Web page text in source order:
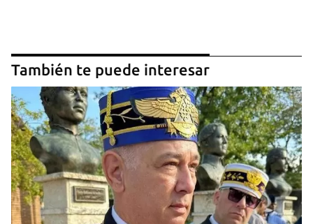
También te puede interesar